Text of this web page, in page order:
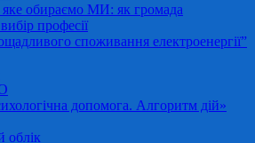
обираємо МИ: як громада
професії
споживання електроенергії”
допомога. Алгоритм дій»
облік